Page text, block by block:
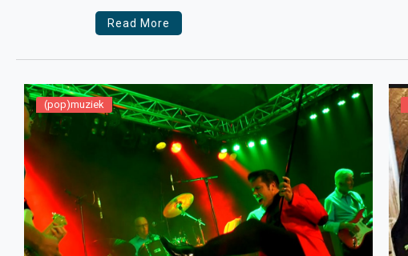
Read More
(pop)muziek